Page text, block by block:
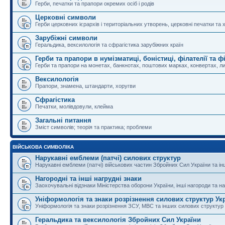
Герби, печатки та прапори окремих осіб і родів
Церковні символи
Герби церковних ієрархів і територіальних утворень, церковні печатки та
Зарубіжні символи
Геральдика, вексилологія та сфрагістика зарубіжних країн
Герби та прапори в нумізматиці, боністиці, філателії та
Герби та прапори на монетах, банкнотах, поштових марках, конвертах,
Вексилологія
Прапори, знамена, штандарти, хоругви
Сфрагістика
Печатки, молівдовули, клейма
Загальні питання
Зміст символів; теорія та практика; проблеми
ВІЙСЬКОВА СИМВОЛІКА
Нарукавні емблеми (патчі) силових структур
Нарукавні емблеми (патчі) військових частин Збройних Сил України та
Нагородні та інші нагрудні знаки
Заохочувальні відзнаки Міністерства оборони України, інші нагороди та
Уніформологія та знаки розрізнення силових структур
Уніформологія та знаки розрізнення ЗСУ, МВС та інших силових структур
Геральдика та вексилологія Збройних Сил України